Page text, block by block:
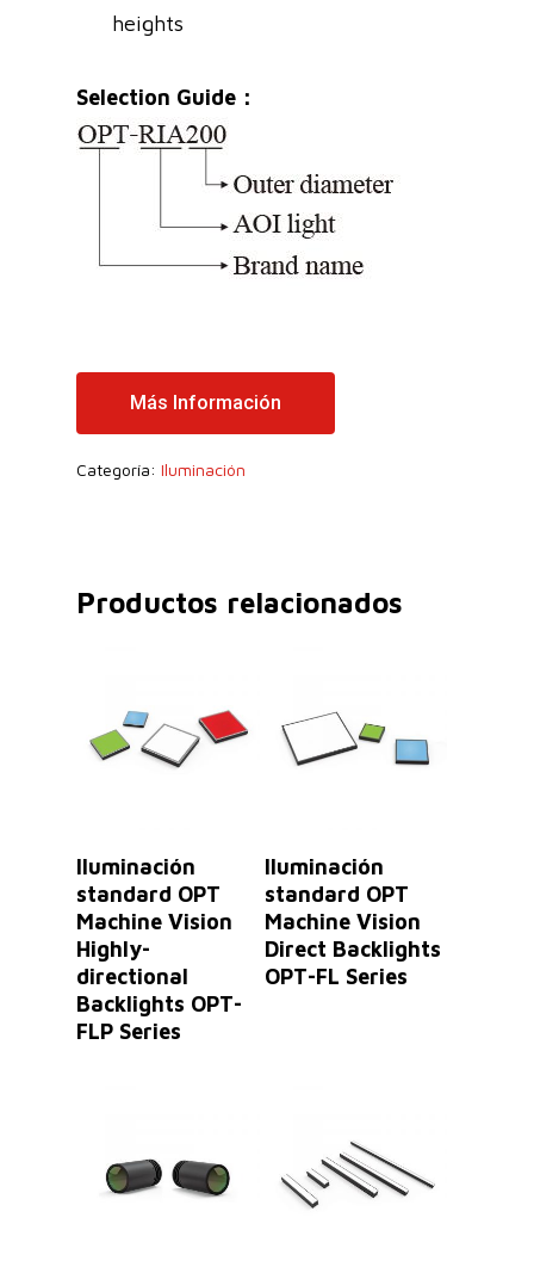
heights
Selection Guide：
Más Información
Categoría: Iluminación
Productos relacionados
Iluminación
standard OPT
Machine Vision
Highly-
directional
Backlights OPT-
FLP Series
Iluminación
standard OPT
Machine Vision
Direct Backlights
OPT-FL Series